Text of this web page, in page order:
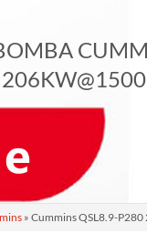
» Cummins QSL8.9-